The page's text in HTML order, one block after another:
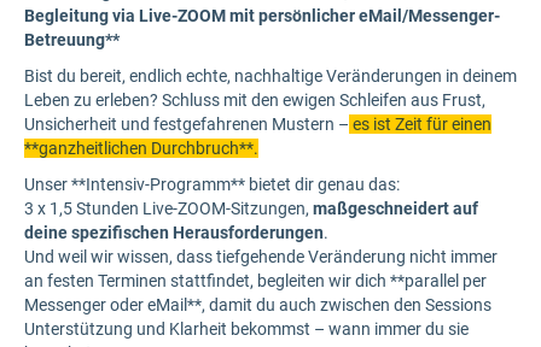
Begleitung via Live-ZOOM mit persönlicher eMail/Messenger-
Betreuung**
Bist du bereit, endlich echte, nachhaltige Veränderungen in deinem
Leben zu erleben? Schluss mit den ewigen Schleifen aus Frust,
Unsicherheit und festgefahrenen Mustern – es ist Zeit für einen
**ganzheitlichen Durchbruch**.
Unser **Intensiv-Programm** bietet dir genau das:
3 x 1,5 Stunden Live-ZOOM-Sitzungen, maßgeschneidert auf
deine spezifischen Herausforderungen.
Und weil wir wissen, dass tiefgehende Veränderung nicht immer
an festen Terminen stattfindet, begleiten wir dich **parallel per
Messenger oder eMail**, damit du auch zwischen den Sessions
Unterstützung und Klarheit bekommst – wann immer du sie